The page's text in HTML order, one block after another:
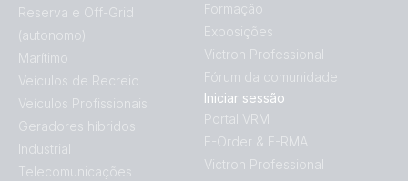
Reserva e Off-Grid
(autonomo)
Marítimo
Veículos de Recreio
Veículos Profissionais
Geradores híbridos
Industrial
Telecomunicações
Formação
Exposições
Victron Professional
Fórum da comunidade
Iniciar sessão
Portal VRM
E-Order & E-RMA
Victron Professional